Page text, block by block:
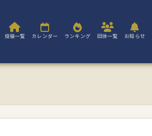
投稿一覧 カレンダー ランキング 団体一覧 お知らせ